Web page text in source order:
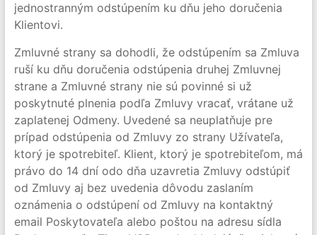
jednostranným odstúpením ku dňu jeho doručenia
Klientovi.
Zmluvné strany sa dohodli, že odstúpením sa Zmluva
ruší ku dňu doručenia odstúpenia druhej Zmluvnej
strane a Zmluvné strany nie sú povinné si už
poskytnuté plnenia podľa Zmluvy vracať, vrátane už
zaplatenej Odmeny. Uvedené sa neuplatňuje pre
prípad odstúpenia od Zmluvy zo strany Užívateľa,
ktorý je spotrebiteľ. Klient, ktorý je spotrebiteľom, má
právo do 14 dní odo dňa uzavretia Zmluvy odstúpiť
od Zmluvy aj bez uvedenia dôvodu zaslaním
oznámenia o odstúpení od Zmluvy na kontaktný
email Poskytovateľa alebo poštou na adresu sídla